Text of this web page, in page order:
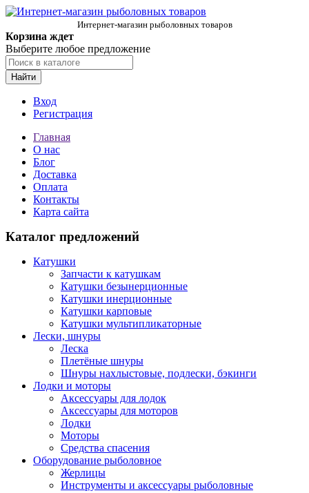
Интернет-магазин рыболовных товаров
Корзина ждет
Выберите любое предложение
Найти
Вход
Регистрация
Главная
О нас
Блог
Доставка
Оплата
Контакты
Карта сайта
Каталог предложений
Катушки
Запчасти к катушкам
Катушки безынерционные
Катушки инерционные
Катушки карповые
Катушки мультипликаторные
Лески, шнуры
Леска
Плетёные шнуры
Шнуры нахлыстовые, подлески, бэкинги
Лодки и моторы
Аксессуары для лодок
Аксессуары для моторов
Лодки
Моторы
Средства спасения
Оборудование рыболовное
Жерлицы
Инструменты и аксессуары рыболовные